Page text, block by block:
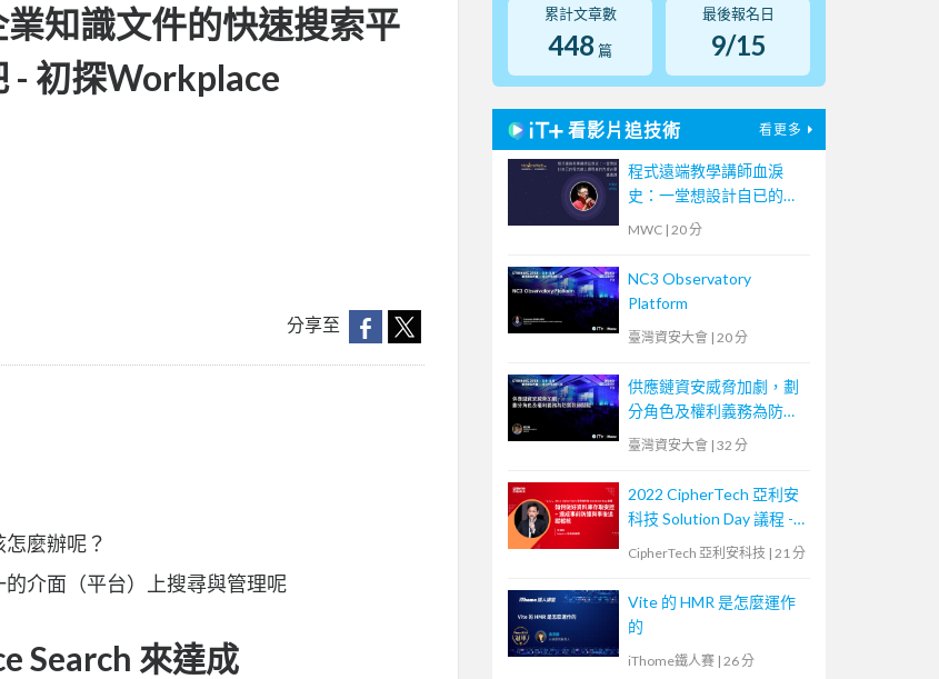
知識文件的快速搜索平
- 初探Workplace
分享至
麼辦呢？
介面（平台）上搜尋與管理呢
Search 來達成
累計文章數
448 篇
最後報名日
9/15
看影片追技術 看更多
程式遠端教學講師血淚
史：一堂想設計自已的程
式線上課程者的先修必要
MWC | 20 分
NC3 Observatory
Platform
臺灣資安大會 | 20 分
供應鏈資安威脅加劇，劃
分角色及權利義務為防禦
致勝關鍵
臺灣資安大會 | 32 分
2022 CipherTech 亞利安
科技 Solution Day 議程 -
如何做好資料庫存取安
追蹤稽核
CipherTech 亞利安科技 | 21 分
Vite 的 HMR 是怎麼運作
的
iThome鐵人賽 | 26 分